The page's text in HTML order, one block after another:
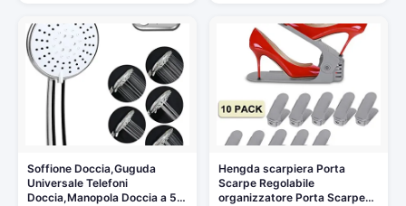
Soffione Doccia,Guguda
Universale Telefoni
Doccia,Manopola Doccia a 5…
Hengda scarpiera Porta
Scarpe Regolabile
organizzatore Porta Scarpe…